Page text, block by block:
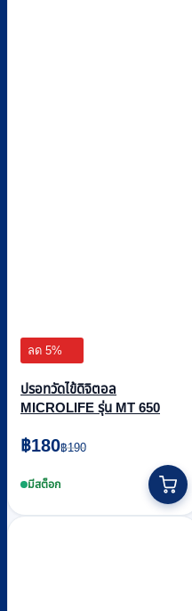
ลด 5%
ปรอทวัดไข้ดิจิตอล
MICROLIFE รุ่น MT 650
฿190
Original
was:
฿180
Current
is:มีสต็อก